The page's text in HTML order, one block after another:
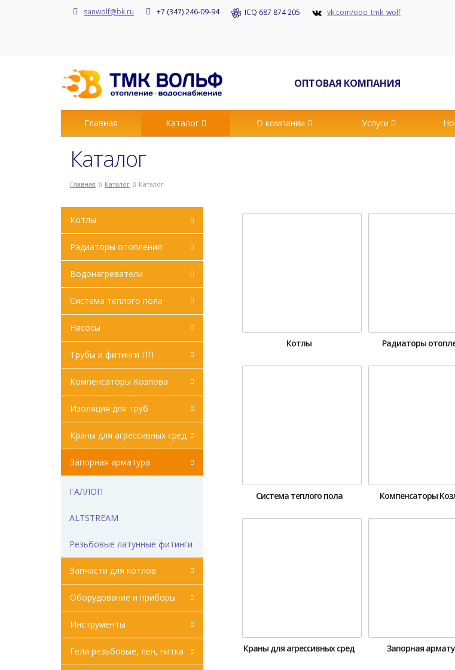
sanwolf@bk.ru +7 (347) 246-09-94 ICQ 687 874 205 vk.com/ooo_tmk_wolf
ОПТОВАЯ КОМПАНИЯ
Главная Каталог О компании Услуги
Каталог
Главная Каталог Каталог
Котлы
Радиаторы отопления
Водонагреватели
Система теплого пола
Насосы
Трубы и фитинги ПП
Компенсаторы Козлова
Изоляция для труб
Краны для агрессивных сред
Запорная арматура
ГАЛЛОП
ALTSTREAМ
Резьбовые латунные фитинги
Запчасти для котлов
Оборудование и приборы
Инструменты
Гели резьбовые, лен, нитка
Котлы Радиаторы
Система теплого пола Компенсаторы
Краны для агрессивных сред Запорная